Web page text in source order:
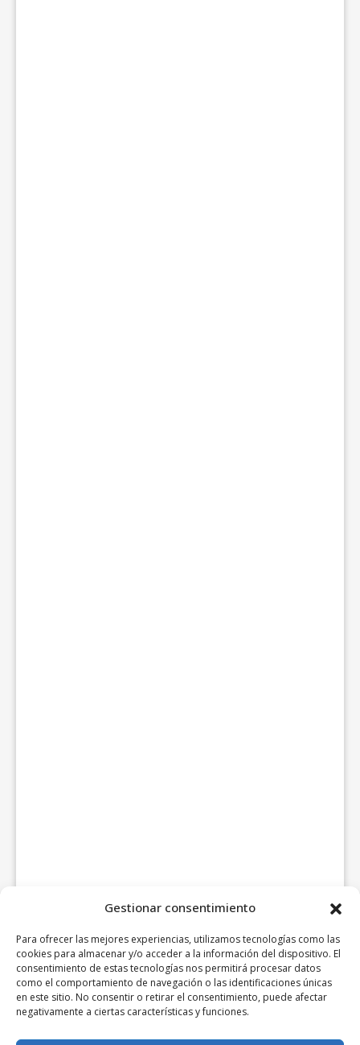
Gestionar consentimiento
Para ofrecer las mejores experiencias, utilizamos tecnologías como las
cookies para almacenar y/o acceder a la información del dispositivo. El
consentimiento de estas tecnologías nos permitirá procesar datos
como el comportamiento de navegación o las identificaciones únicas
en este sitio. No consentir o retirar el consentimiento, puede afectar
negativamente a ciertas características y funciones.